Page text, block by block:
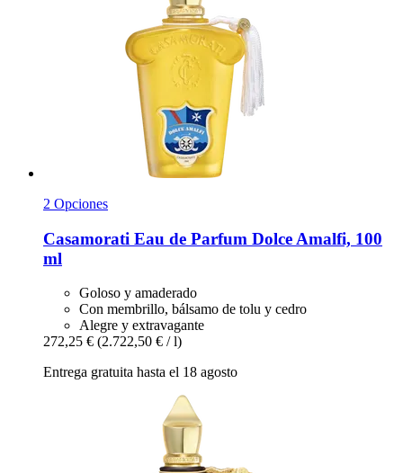
2 Opciones
Casamorati Eau de Parfum Dolce Amalfi, 100
ml
Goloso y amaderado
Con membrillo, bálsamo de tolu y cedro
Alegre y extravagante
272,25 € (2.722,50 € / l)
Entrega gratuita hasta el 18 agosto